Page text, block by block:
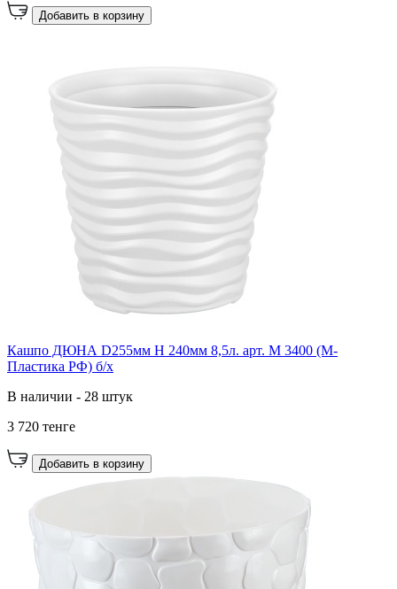
Добавить в корзину
Кашпо ДЮНА D255мм H 240мм 8,5л. арт. М 3400 (М-
Пластика РФ) б/х
В наличии - 28 штук
3 720 тенге
Добавить в корзину